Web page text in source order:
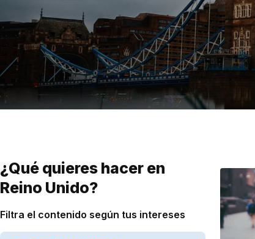
Working Holidays
Malta
Reino Unido
Suecia
VER TODAS LAS EXPERIENCIAS
¿Qué quieres hacer en
Reino Unido?
Filtra el contenido según tus intereses